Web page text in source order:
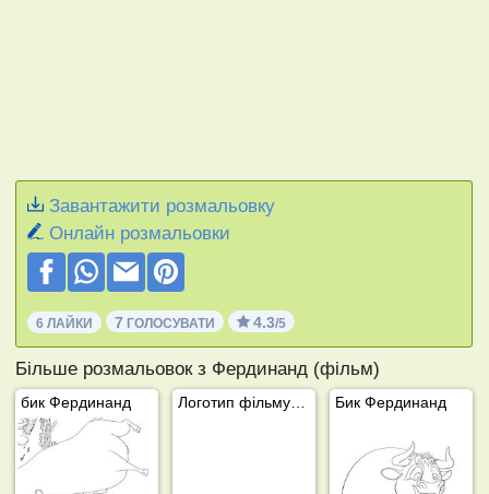
Завантажити розмальовку
Онлайн розмальовки
6 ЛАЙКИ 7 ГОЛОСУВАТИ 4.3/5
Більше розмальовок з Фердинанд (фільм)
бик Фердинанд Бик Фердинанд